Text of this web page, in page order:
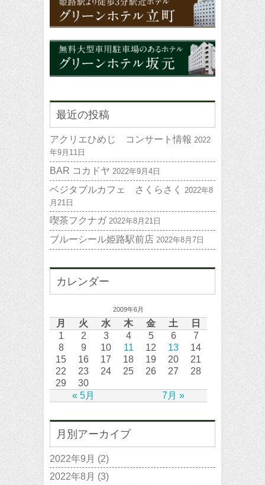
最近の投稿
アクリエひめじ コンサート情報 2022
年9月11日
BAR コカドヤ 2022年9月4日
ベジタブルカフェ さくらさく
2022年8
月21日
喫茶フクナガ 2022年8月21日
ブルーシール姫路駅前店 2022年8月7日
カレンダー
2009年6月
月 火 水 木 金 土 日
« 5月 7月 »
1 2 3 4 5 6
7
8
9 10 11 12 13
14
15
16 17 18 19 20
21
22
23 24 25 26 27
28
29
30
月別アーカイブ
2022年9月 (2)
2022年8月 (3)